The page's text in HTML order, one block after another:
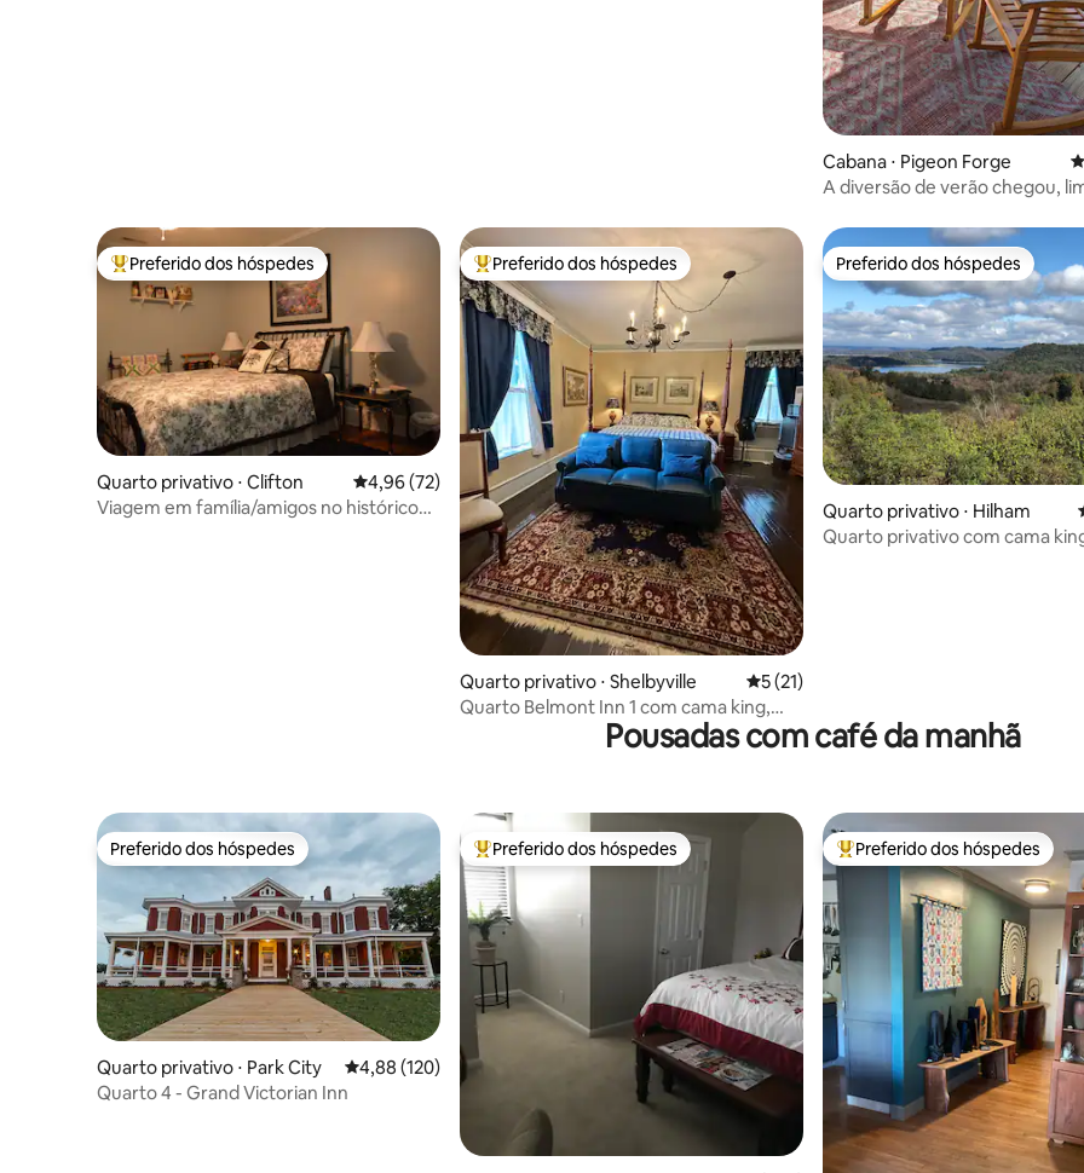
Cabana ⋅ Pigeon Forge
A diversão de verão chegou,
famílias!
Entre os melhores preferidos dos hóspedes
Preferido dos hóspedes
Quarto privativo ⋅ Clifton 4,96 de uma avaliação média de 5, 72 avaliações
4,96 (72)
Viagem em família/amigos no histórico
Entre os melhores preferidos dos hóspedes
Preferido dos hóspedes
Quarto privativo ⋅ Shelbyville 5 de uma avaliação média de 5, 21
5 (21)
Quarto Belmont Inn 1 com cama king,
banheiro privativo, 1º andar
Preferido dos hóspedes
Preferido dos hóspedes
Quarto privativo ⋅ Hilham
Quarto privativo com cama
Pousadas com café da manhã
Preferido dos hóspedes
Preferido dos hóspedes
Quarto privativo ⋅ Park City 4,88 de uma avaliação média de 5, 120 avaliações
4,88 (120)
Quarto 4 - Grand Victorian Inn
Entre os melhores preferidos dos hóspedes
Preferido dos hóspedes Entre os melhores preferidos
Preferido dos hóspedes